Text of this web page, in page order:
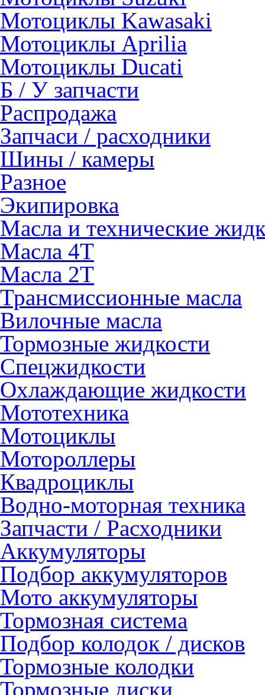
Мотоциклы Kawasaki
Мотоциклы Aprilia
Мотоциклы Ducati
Б / У запчасти
Распродажа
Запчаси / расходники
Шины / камеры
Разное
Экипировка
Масла и технические
Масла 4Т
Масла 2Т
Трансмиссионные масла
Вилочные масла
Тормозные жидкости
Спецжидкости
Охлаждающие жидкости
Мототехника
Мотоциклы
Мотороллеры
Квадроциклы
Водно-моторная техника
Запчасти / Расходники
Аккумуляторы
Подбор аккумуляторов
Мото аккумуляторы
Тормозная система
Подбор колодок / дисков
Тормозные колодки
Тормозные диски